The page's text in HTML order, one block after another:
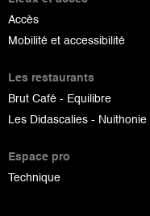
Accès
Mobilité et accessibilité
Les restaurants
Brut Café - Equilibre
Les Didascalies - Nuithonie
Espace pro
Technique